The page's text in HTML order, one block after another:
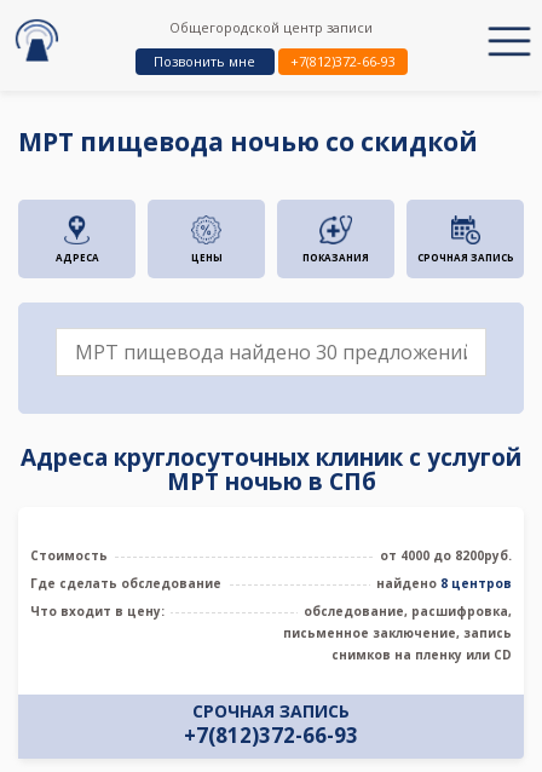
Общегородской центр записи
Позвонить мне
+7(812)372-66-93
МРТ пищевода ночью со скидкой
АДРЕСА ЦЕНЫ ПОКАЗАНИЯ СРОЧНАЯ ЗАПИСЬ
Адреса круглосуточных клиник с услугой
МРТ ночью в СПб
Стоимость
от 4000 до 8200руб.
Где сделать обследование
найдено 8 центров
Что входит в цену:
обследование, расшифровка,
письменное заключение, запись
снимков на пленку или CD
СРОЧНАЯ ЗАПИСЬ
+7(812)372-66-93